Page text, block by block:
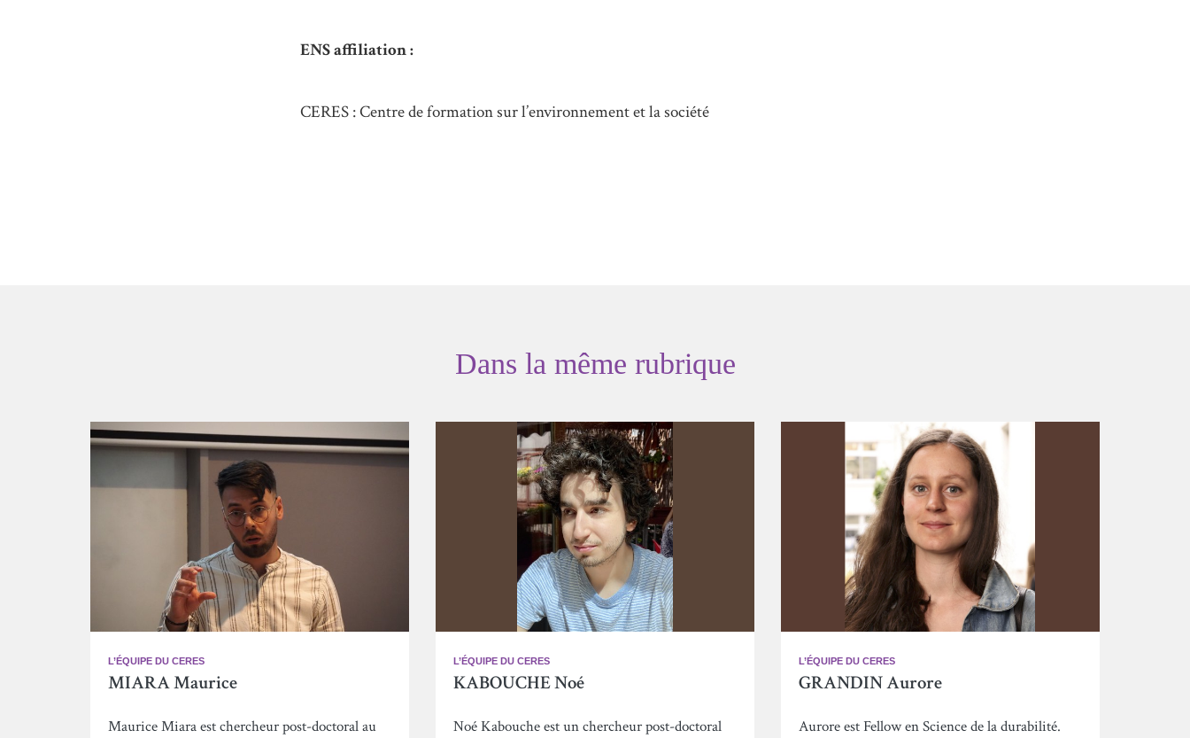
ENS affiliation :
CERES : Centre de formation sur l’environnement et la société
Dans la même rubrique
L’ÉQUIPE DU CERES
MIARA Maurice
Maurice Miara est chercheur post-doctoral au
L’ÉQUIPE DU CERES
KABOUCHE Noé
Noé Kabouche est un chercheur post-doctoral
L’ÉQUIPE DU CERES
GRANDIN Aurore
Aurore est Fellow en Science de la durabilité.